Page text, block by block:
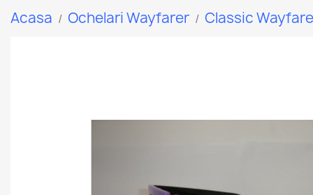
Acasa Ochelari Wayfarer Classic